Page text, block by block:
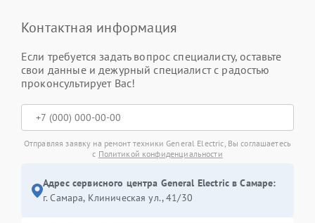
Контактная информация
Если требуется задать вопрос специалисту, оставьте
свои данные и дежурный специалист с радостью
проконсультирует Вас!
Отправляя заявку на ремонт техники General Electric, Вы соглашаетесь
с Политикой конфиденциальности
Адрес сервисного центра General Electric в Самаре:
г. Самара, Клиническая ул., 41/30